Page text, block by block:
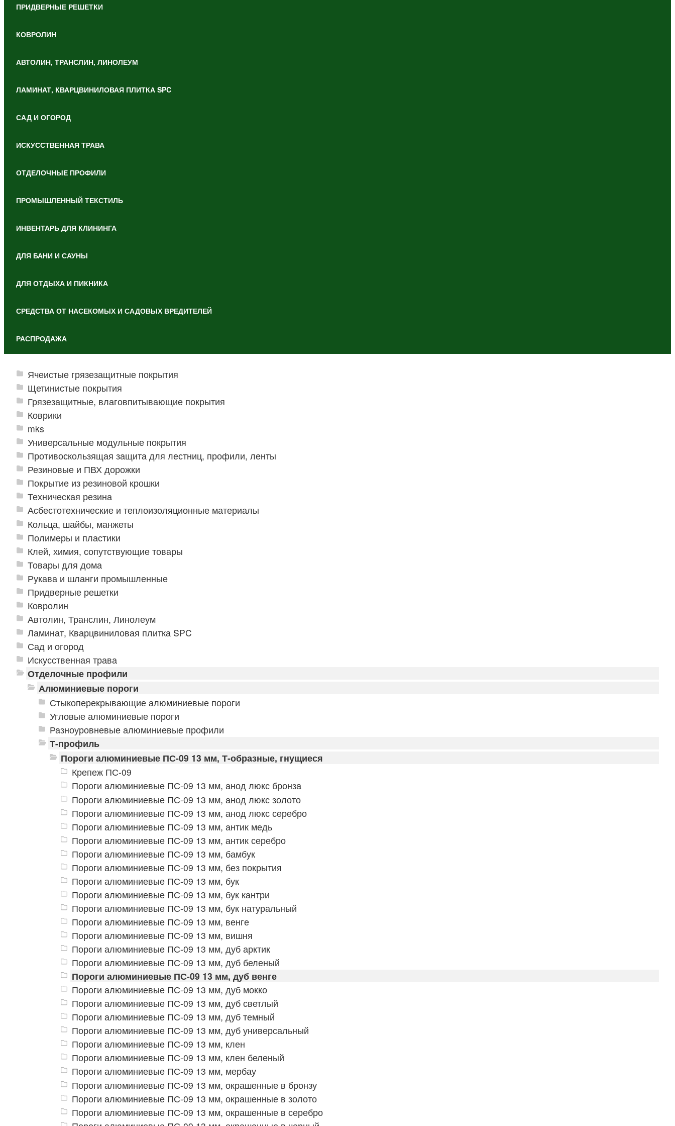
ПРИДВЕРНЫЕ РЕШЕТКИ
КОВРОЛИН
АВТОЛИН, ТРАНСЛИН, ЛИНОЛЕУМ
ЛАМИНАТ, КВАРЦВИНИЛОВАЯ ПЛИТКА SPC
САД И ОГОРОД
ИСКУССТВЕННАЯ ТРАВА
ОТДЕЛОЧНЫЕ ПРОФИЛИ
ПРОМЫШЛЕННЫЙ ТЕКСТИЛЬ
ИНВЕНТАРЬ ДЛЯ КЛИНИНГА
ДЛЯ БАНИ И САУНЫ
ДЛЯ ОТДЫХА И ПИКНИКА
СРЕДСТВА ОТ НАСЕКОМЫХ И САДОВЫХ ВРЕДИТЕЛЕЙ
РАСПРОДАЖА
Ячеистые грязезащитные покрытия
Щетинистые покрытия
Грязезащитные, влаговпитывающие покрытия
Коврики
mks
Универсальные модульные покрытия
Противоскользящая защита для лестниц, профили, ленты
Резиновые и ПВХ дорожки
Покрытие из резиновой крошки
Техническая резина
Асбестотехнические и теплоизоляционные материалы
Кольца, шайбы, манжеты
Полимеры и пластики
Клей, химия, сопутствующие товары
Товары для дома
Рукава и шланги промышленные
Придверные решетки
Ковролин
Автолин, Транслин, Линолеум
Ламинат, Кварцвиниловая плитка SPC
Сад и огород
Искусственная трава
Отделочные профили
Алюминиевые пороги
Стыкоперекрывающие алюминиевые пороги
Угловые алюминиевые пороги
Разноуровневые алюминиевые профили
Т-профиль
Пороги алюминиевые ПС-09 13 мм, Т-образные, гнущиеся
Крепеж ПС-09
Пороги алюминиевые ПС-09 13 мм, анод люкс бронза
Пороги алюминиевые ПС-09 13 мм, анод люкс золото
Пороги алюминиевые ПС-09 13 мм, анод люкс серебро
Пороги алюминиевые ПС-09 13 мм, антик медь
Пороги алюминиевые ПС-09 13 мм, антик серебро
Пороги алюминиевые ПС-09 13 мм, бамбук
Пороги алюминиевые ПС-09 13 мм, без покрытия
Пороги алюминиевые ПС-09 13 мм, бук
Пороги алюминиевые ПС-09 13 мм, бук кантри
Пороги алюминиевые ПС-09 13 мм, бук натуральный
Пороги алюминиевые ПС-09 13 мм, венге
Пороги алюминиевые ПС-09 13 мм, вишня
Пороги алюминиевые ПС-09 13 мм, дуб арктик
Пороги алюминиевые ПС-09 13 мм, дуб беленый
Пороги алюминиевые ПС-09 13 мм, дуб венге
Пороги алюминиевые ПС-09 13 мм, дуб мокко
Пороги алюминиевые ПС-09 13 мм, дуб светлый
Пороги алюминиевые ПС-09 13 мм, дуб темный
Пороги алюминиевые ПС-09 13 мм, дуб универсальный
Пороги алюминиевые ПС-09 13 мм, клен
Пороги алюминиевые ПС-09 13 мм, клен беленый
Пороги алюминиевые ПС-09 13 мм, мербау
Пороги алюминиевые ПС-09 13 мм, окрашенные в бронзу
Пороги алюминиевые ПС-09 13 мм, окрашенные в золото
Пороги алюминиевые ПС-09 13 мм, окрашенные в серебро